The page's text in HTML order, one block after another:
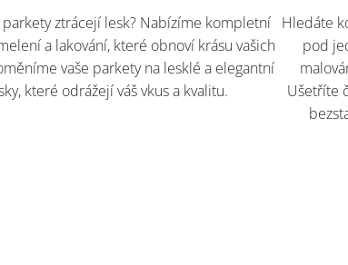
ztrácejí lesk? Nabízíme kompletní
a lakování, které obnoví krásu vašich
vaše parkety na lesklé a elegantní
které odrážejí váš vkus a kvalitu.
Hledáte
pod
Ušetříte